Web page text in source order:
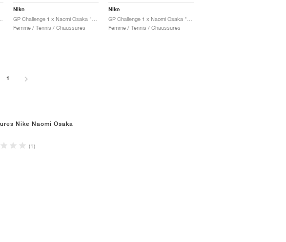
Nike
Femme / Tennis / Chaussures
Nike
Femme / Tennis / Chaussures
1
Nike Naomi Osaka
(1)